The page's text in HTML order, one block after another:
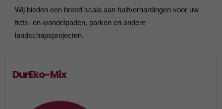
Wij bieden een breed scala aan halfverhardingen voor uw
fiets- en wandelpaden, parken en andere
landschapsprojecten.
DurEko-Mix